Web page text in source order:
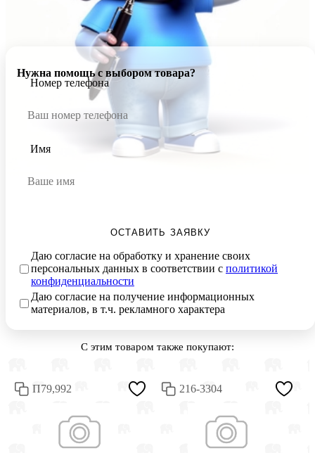
Нужна помощь с выбором товара?
Номер телефона
Имя
ОСТАВИТЬ ЗАЯВКУ
Даю согласие на обработку и хранение своих
персональных данных в соответствии с политикой
конфиденциальности
Даю согласие на получение информационных
материалов, в т.ч. рекламного характера
С этим товаром также покупают:
П79,992 216-3304